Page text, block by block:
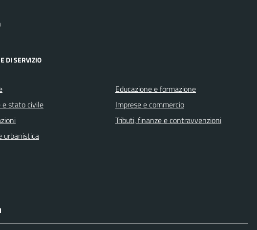
DI SERVIZIO
e stato civile
urbanistica
Educazione e formazione
Imprese e commercio
Tributi, finanze e contravvenzioni